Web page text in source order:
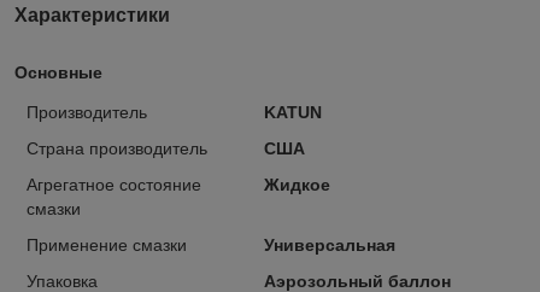
Характеристики
Основные
Производитель
KATUN
Страна производитель
США
Агрегатное состояние
смазки
Жидкое
Применение смазки
Универсальная
Упаковка
Аэрозольный баллон